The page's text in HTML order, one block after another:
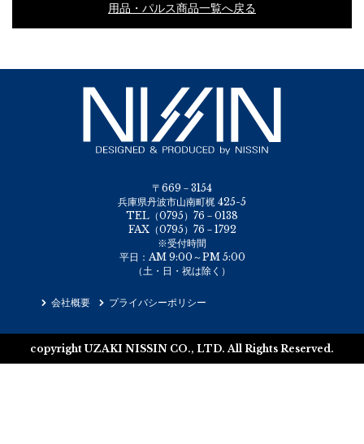
用品・パルス商品一覧へ戻る
〒669－3154
兵庫県丹波市山南町梶 425-5
TEL（0795）76－0138
FAX（0795）76－1792
※受付時間
平日：AM 9:00～PM 5:00
（土・日・祝は除く）
会社概要 プライバシーポリシー
copyright UZAKI NISSIN CO., LTD. All Rights Reserved.